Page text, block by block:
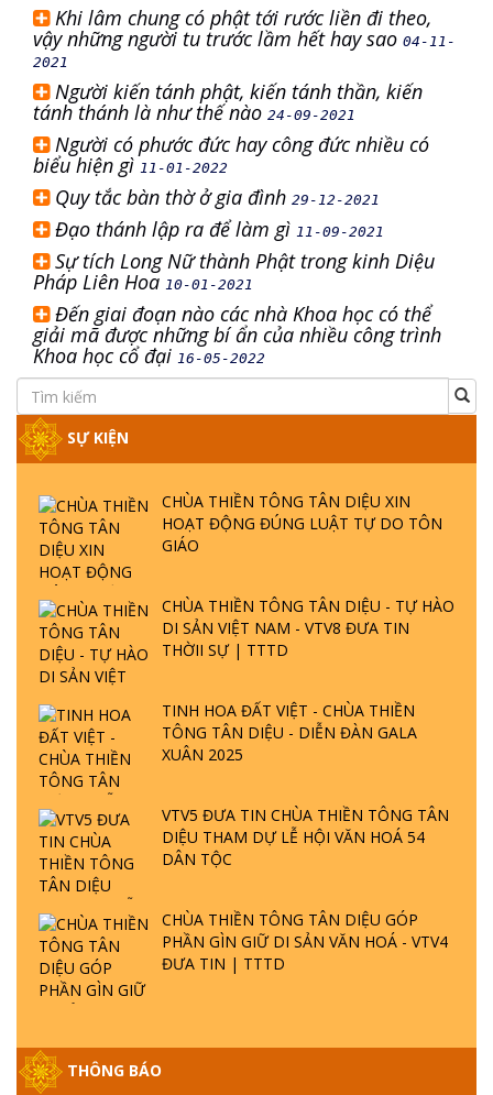
Khi lâm chung có phật tới rước liền đi theo,
vậy những người tu trước lầm hết hay sao 04-11-
2021
Người kiến tánh phật, kiến tánh thần, kiến
tánh thánh là như thế nào 24-09-2021
Người có phước đức hay công đức nhiều có
biểu hiện gì11-01-2022
Quy tắc bàn thờ ở gia đình 29-12-2021
Đạo thánh lập ra để làm gì 11-09-2021
Sự tích Long Nữ thành Phật trong kinh Diệu
Pháp Liên Hoa 10-01-2021
Đến giai đoạn nào các nhà Khoa học có thể
giải mã được những bí ẩn của nhiều công trình
Khoa học cổ đại 16-05-2022
SỰ KIỆN
CHÙA THIỀN TÔNG TÂN DIỆU XIN
HOẠT ĐỘNG ĐÚNG LUẬT TỰ DO TÔN
GIÁO
CHÙA THIỀN TÔNG TÂN DIỆU - TỰ HÀO
DI SẢN VIỆT NAM - VTV8 ĐƯA TIN
THỜII SỰ | TTTD
TINH HOA ĐẤT VIỆT - CHÙA THIỀN
TÔNG TÂN DIỆU - DIỄN ĐÀN GALA
XUÂN 2025
VTV5 ĐƯA TIN CHÙA THIỀN TÔNG TÂN
DIỆU THAM DỰ LỄ HỘI VĂN HOÁ 54
DÂN TỘC
CHÙA THIỀN TÔNG TÂN DIỆU GÓP
PHẦN GÌN GIỮ DI SẢN VĂN HOÁ - VTV4
ĐƯA TIN | TTTD
THÔNG BÁOGIẢI ĐÁP ĐẶC BIỆT P25 - SUỐT 49 NĂM